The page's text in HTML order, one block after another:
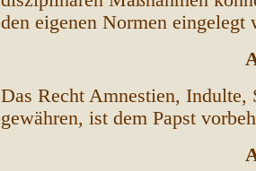
den eigenen Normen eingelegt
Das Recht Amnestien, Indulte,
gewähren, ist dem Papst